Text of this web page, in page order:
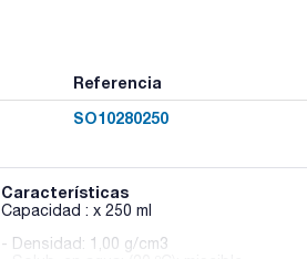
Referencia
SO10280250
Características
Capacidad : x 250 ml
- Densidad: 1,00 g/cm3